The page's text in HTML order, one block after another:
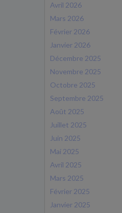
Avril 2026
Mars 2026
Février 2026
Janvier 2026
Décembre 2025
Novembre 2025
Octobre 2025
Septembre 2025
Août 2025
Juillet 2025
Juin 2025
Mai 2025
Avril 2025
Mars 2025
Février 2025
Janvier 2025